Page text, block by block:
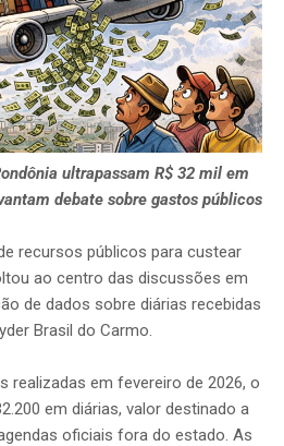
ultrapassam R$ 32 mil em
debate sobre gastos públicos
recursos públicos para custear
ao centro das discussões em
de dados sobre diárias recebidas
Brasil do Carmo.
realizadas em fevereiro de 2026, o
em diárias, valor destinado a
oficiais fora do estado. As